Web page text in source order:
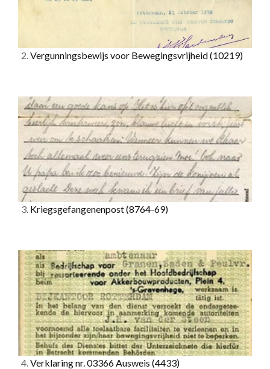
2.Vergunningsbewijs voor Bewegingsvrijheid(10219)
3. Kriegsgefangenenpost(8764-69)
4.Verklaring nr. 03366 Ausweis (4433)